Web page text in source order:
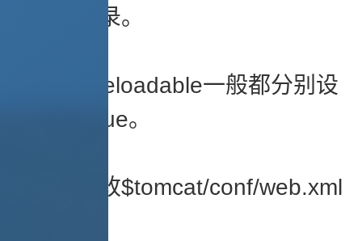
的默认目录。
debug和reloadable一般都分别设
置成0和true。
然后，修改$tomcat/conf/web.xml